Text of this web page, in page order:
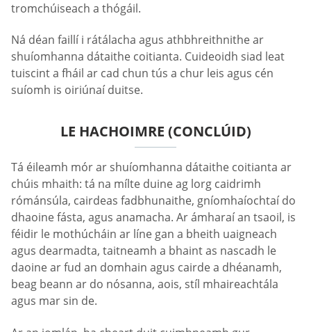
tromchúiseach a thógáil.
Ná déan faillí i rátálacha agus athbhreithnithe ar
shuíomhanna dátaithe coitianta. Cuideoidh siad leat
tuiscint a fháil ar cad chun tús a chur leis agus cén
suíomh is oiriúnaí duitse.
LE HACHOIMRE (CONCLÚID)
Tá éileamh mór ar shuíomhanna dátaithe coitianta ar
chúis mhaith: tá na mílte duine ag lorg caidrimh
rómánsúla, cairdeas fadbhunaithe, gníomhaíochtaí do
dhaoine fásta, agus anamacha. Ar ámharaí an tsaoil, is
féidir le mothúcháin ar líne gan a bheith uaigneach
agus dearmadta, taitneamh a bhaint as nascadh le
daoine ar fud an domhain agus cairde a dhéanamh,
beag beann ar do nósanna, aois, stíl mhaireachtála
agus mar sin de.